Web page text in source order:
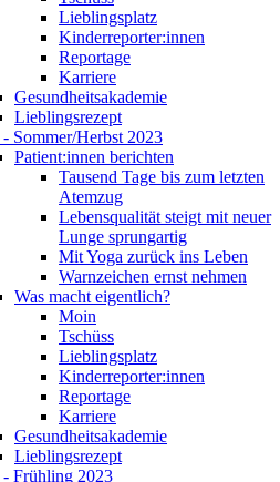
Lieblingsplatz
Kinderreporter:innen
Reportage
Karriere
Gesundheitsakademie
Lieblingsrezept
Sommer/Herbst 2023
Patient:innen berichten
Tausend Tage bis zum letzten
Atemzug
Lebensqualität steigt mit neuer
Lunge sprungartig
Mit Yoga zurück ins Leben
Warnzeichen ernst nehmen
Was macht eigentlich?
Moin
Tschüss
Lieblingsplatz
Kinderreporter:innen
Reportage
Karriere
Gesundheitsakademie
Lieblingsrezept
Frühling 2023